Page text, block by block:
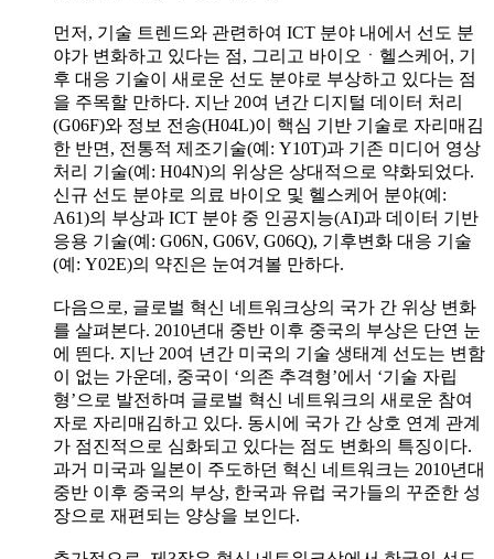
먼저, 기술 트렌드와 관련하여 ICT 분야 내에서 선도 분
야가 변화하고 있다는 점, 그리고 바이오ㆍ헬스케어, 기
후 대응 기술이 새로운 선도 분야로 부상하고 있다는 점
을 주목할 만하다. 지난 20여 년간 디지털 데이터 처리
(G06F)와 정보 전송(H04L)이 핵심 기반 기술로 자리매김
한 반면, 전통적 제조기술(예: Y10T)과 기존 미디어 영상
처리 기술(예: H04N)의 위상은 상대적으로 약화되었다.
신규 선도 분야로 의료 바이오 및 헬스케어 분야(예:
A61)의 부상과 ICT 분야 중 인공지능(AI)과 데이터 기반
응용 기술(예: G06N, G06V, G06Q), 기후변화 대응 기술
(예: Y02E)의 약진은 눈여겨볼 만하다.
다음으로, 글로벌 혁신 네트워크상의 국가 간 위상 변화
를 살펴본다. 2010년대 중반 이후 중국의 부상은 단연 눈
에 띈다. 지난 20여 년간 미국의 기술 생태계 선도는 변함
이 없는 가운데, 중국이 ‘의존 추격형’에서 ‘기술 자립
형’으로 발전하며 글로벌 혁신 네트워크의 새로운 참여
자로 자리매김하고 있다. 동시에 국가 간 상호 연계 관계
가 점진적으로 심화되고 있다는 점도 변화의 특징이다.
과거 미국과 일본이 주도하던 혁신 네트워크는 2010년대
중반 이후 중국의 부상, 한국과 유럽 국가들의 꾸준한 성
장으로 재편되는 양상을 보인다.